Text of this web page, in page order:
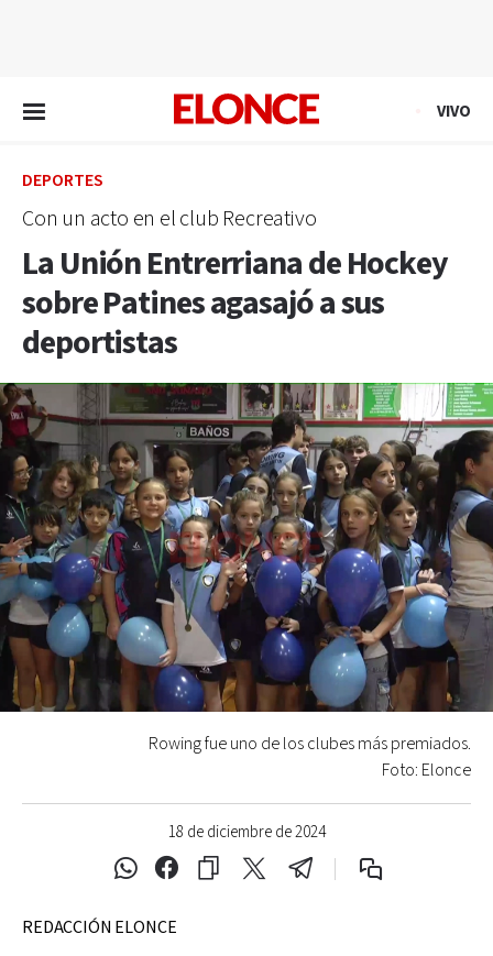
VIVO
DEPORTES
Con un acto en el club Recreativo
La Unión Entrerriana de Hockey
sobre Patines agasajó a sus
deportistas
18 de diciembre de 2024
Rowing fue uno de los clubes más premiados.
Foto: Elonce
REDACCIÓN ELONCE